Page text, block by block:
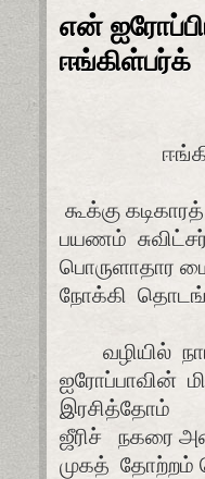
என்
ஈங்கிள்பர்க்
கூக்கு
பயணம்
பொருளாதார
நோக்கி
வழியில்
ஐரோப்பாவின்
இரசித்தோம்
ஜீரிச்
நகரை
முகத்